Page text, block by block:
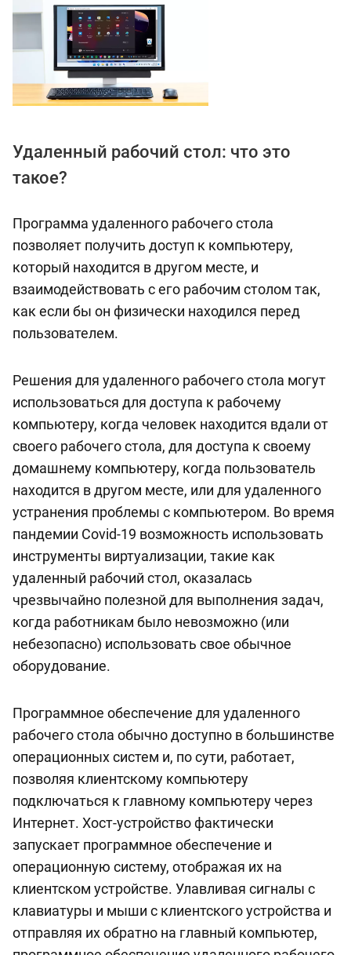
Удаленный рабочий стол: что это
такое?
Программа удаленного рабочего стола
позволяет получить доступ к компьютеру,
который находится в другом месте, и
взаимодействовать с его рабочим столом так,
как если бы он физически находился перед
пользователем.
Решения для удаленного рабочего стола могут
использоваться для доступа к рабочему
компьютеру, когда человек находится вдали от
своего рабочего стола, для доступа к своему
домашнему компьютеру, когда пользователь
находится в другом месте, или для удаленного
устранения проблемы с компьютером. Во время
пандемии Covid-19 возможность использовать
инструменты виртуализации, такие как
удаленный рабочий стол, оказалась
чрезвычайно полезной для выполнения задач,
когда работникам было невозможно (или
небезопасно) использовать свое обычное
оборудование.
Программное обеспечение для удаленного
рабочего стола обычно доступно в большинстве
операционных систем и, по сути, работает,
позволяя клиентскому компьютеру
подключаться к главному компьютеру через
Интернет. Хост-устройство фактически
запускает программное обеспечение и
операционную систему, отображая их на
клиентском устройстве. Улавливая сигналы с
клавиатуры и мыши с клиентского устройства и
отправляя их обратно на главный компьютер,